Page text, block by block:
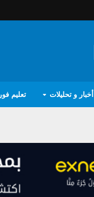
أخبار و تحليلات تعليم